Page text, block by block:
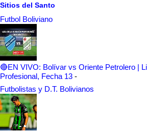
Sitios del Santo
Futbol Boliviano
🔴EN VIVO: Bolívar vs Oriente Petrolero |
Profesional, Fecha 13 -
Futbolistas y D.T. Bolivianos